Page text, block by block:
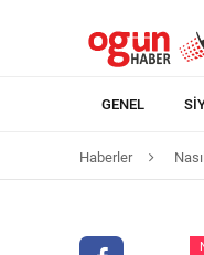
GENEL
Haberler